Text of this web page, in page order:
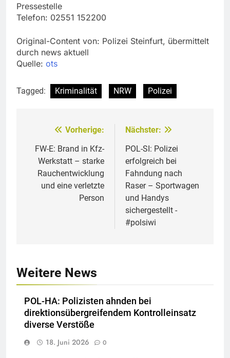
Pressestelle
Telefon: 02551 152200
Original-Content von: Polizei Steinfurt, übermittelt
durch news aktuell
Quelle: ots
Tagged: Kriminalität NRW Polizei
Beitragsnavigation
Vorherige:
FW-E: Brand in Kfz-
Werkstatt – starke
Rauchentwicklung
und eine verletzte
Person
Nächster:
POL-SI: Polizei
erfolgreich bei
Fahndung nach
Raser – Sportwagen
und Handys
sichergestellt -
#polsiwi
Weitere News
POL-HA: Polizisten ahnden bei
direktionsübergreifendem Kontrolleinsatz
diverse Verstöße
18. Juni 2026
0